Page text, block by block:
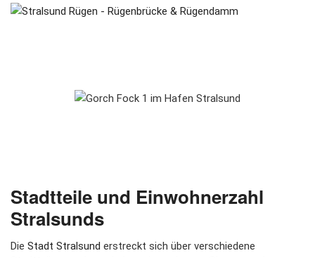
Stadtteile und Einwohnerzahl
Stralsunds
Die Stadt Stralsund erstreckt sich über verschiedene